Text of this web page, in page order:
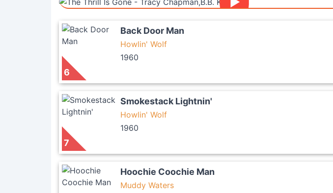
6
Back Door Man
Howlin' Wolf
1960
7
Smokestack Lightnin'
Howlin' Wolf
1960
Hoochie Coochie Man
Muddy Waters